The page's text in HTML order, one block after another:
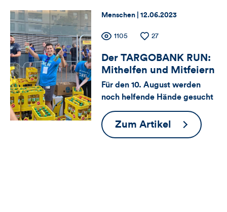
Thema:
Menschen | Datum:
12.06.2023
Zähler
für
Views,
Likes
und
Anzahl
Views
1105
Anzahl
Likes
27
Der TARGOBANK RUN:
Mithelfen und Mitfeiern
Für den 10. August werden
noch helfende Hände gesucht
Zum Artikel
Der